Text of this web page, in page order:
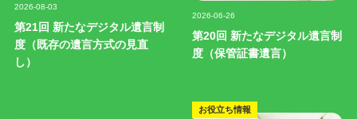
2026-08-03
第21回 新たなデジタル遺言制
度（既存の遺言方式の見直
し）
2026-06-26
第20回 新たなデジタル遺言制
度（保管証書遺言）
お役立ち情報